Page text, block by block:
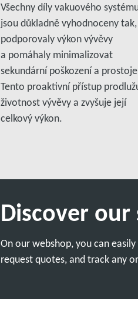
Všechny díly vakuového
jsou důkladně vyhodnoceny
podporovaly výkon vývěvy
a pomáhaly minimalizovat
sekundární poškození a
Tento proaktivní přístup
životnost vývěvy a zvyšuje její
celkový výkon.
Discover
On our webshop, you can
request quotes, and track any